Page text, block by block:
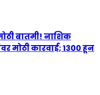
बातमी! नाशिक
मोठी कारवाई; 1300 हून